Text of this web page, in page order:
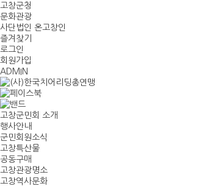
고창군청
문화관광
사단법인 온고창인
즐겨찾기
로그인
회원가입
ADMIN
고창군민회 소개
행사안내
군민회원소식
고창특산물
공동구매
고창관광명소
고창역사문화